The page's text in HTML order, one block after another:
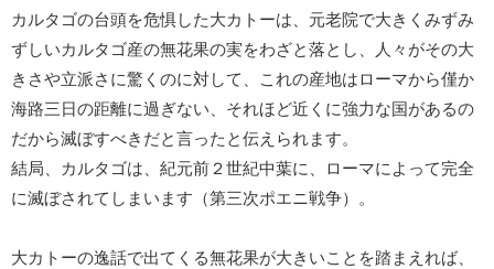
カルタゴの台頭を危惧した大カトーは、元老院で大きくみずみ
ずしいカルタゴ産の無花果の実をわざと落とし、人々がその大
きさや立派さに驚くのに対して、これの産地はローマから僅か
海路三日の距離に過ぎない、それほど近くに強力な国があるの
だから滅ぼすべきだと言ったと伝えられます。
結局、カルタゴは、紀元前２世紀中葉に、ローマによって完全
に滅ぼされてしまいます（第三次ポエニ戦争）。
大カトーの逸話で出てくる無花果が大きいことを踏まえれば、